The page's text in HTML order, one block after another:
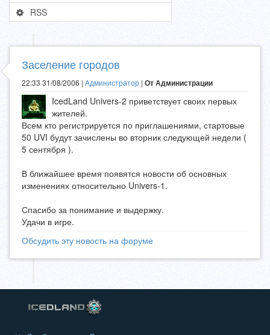
RSS
Заселение городов
22:33 31/08/2006 | Администратор | От Администрации
IcedLand Univers-2 приветствует своих первых
жителей.
Всем кто регистрируется по приглашениями, стартовые
50 UVI будут зачислены во вторник следующей недели (
5 сентября ).
В ближайшее время появятся новости об основных
изменениях относительно Univers-1.
Спасибо за понимание и выдержку.
Удачи в игре.
Обсудить эту новость на форуме